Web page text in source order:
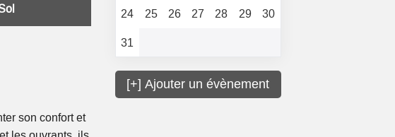
son confort et
24
25 26 27 28 29
30
31
[+] Ajouter un évènement